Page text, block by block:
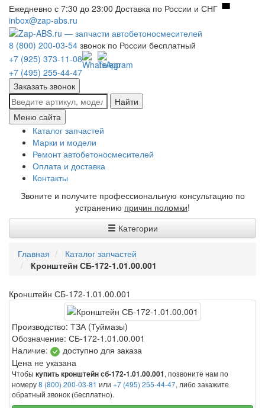
Ежедневно с 7:30 до 23:00 Доставка по России и СНГ
inbox@zap-abs.ru
8 (800) 200-03-54 звонок по России бесплатный
+7 (925) 373-11-08
+7 (495) 255-44-47
Заказать звонок
Найти
Меню сайта
Каталог запчастей
Марки и модели
Ремонт автобетоносмесителей
Оплата и доставка
Контакты
Звоните и получите профессиональную консультацию по
устранению причин поломки!
Категории
Главная
Каталог запчастей
Кронштейн СБ-172-1.01.00.001
Кронштейн СБ-172-1.01.00.001
Производство: ТЗА (Туймазы)
Обозначение: СБ-172-1.01.00.001
Наличие:
доступно для заказа
Цена не указана
Чтобы купить кронштейн сб-172-1.01.00.001, позвоните нам по
номеру8 (800) 200-03-81 или +7 (495) 255-44-47, либо закажите
обратный звонок (бесплатно).